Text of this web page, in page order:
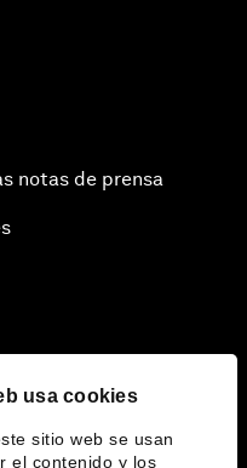
usa cookies
sitio web se usan
el contenido y los
notas de prensa